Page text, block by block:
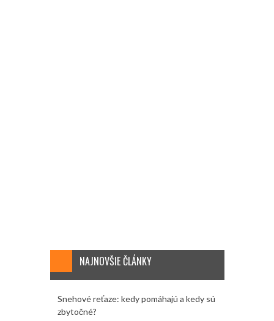
NAJNOVŠIE ČLÁNKY
Snehové reťaze: kedy pomáhajú a kedy sú
zbytočné?